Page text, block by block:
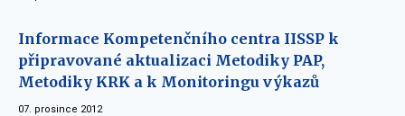
Informace Kompetenčního centra IISSP k
připravované aktualizaci Metodiky PAP,
Metodiky KRK a k Monitoringu výkazů
07. prosince 2012